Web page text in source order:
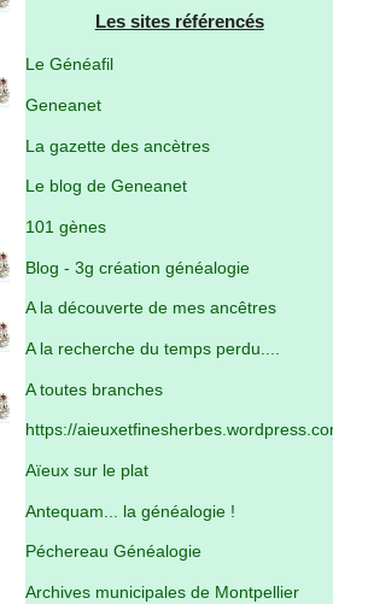
Les sites référencés
Le Généafil
Geneanet
La gazette des ancètres
Le blog de Geneanet
101 gènes
Blog - 3g création généalogie
A la découverte de mes ancêtres
A la recherche du temps perdu....
A toutes branches
https://aieuxetfinesherbes.wordpress.com/
Aïeux sur le plat
Antequam... la généalogie !
Péchereau Généalogie
Archives municipales de Montpellier